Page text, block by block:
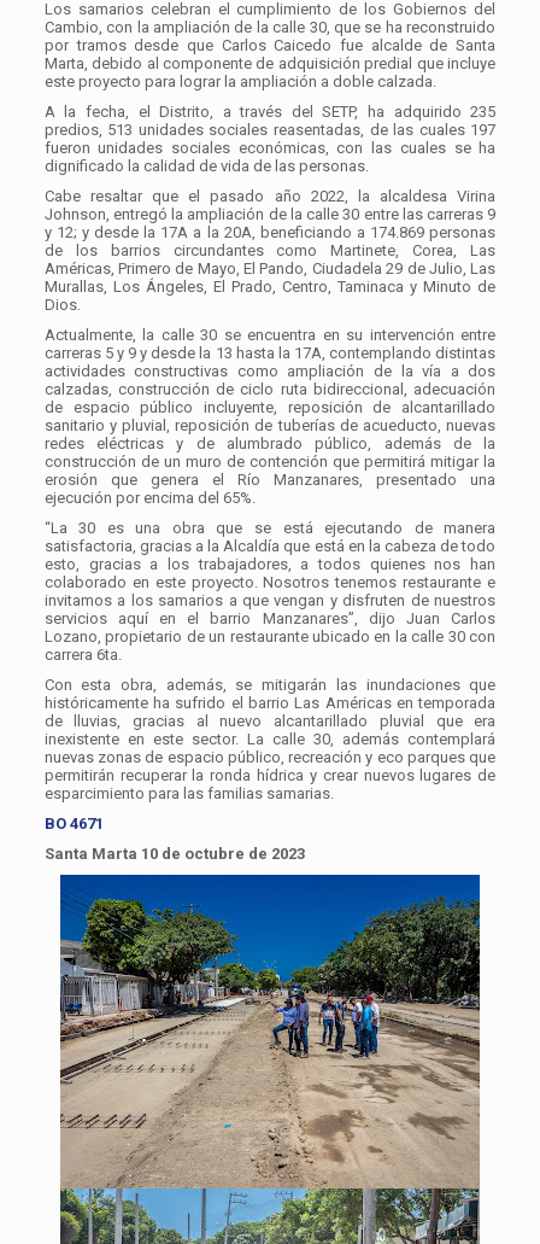
Los samarios celebran el cumplimiento de los Gobiernos del
Cambio, con la ampliación de la calle 30, que se ha reconstruido
por tramos desde que Carlos Caicedo fue alcalde de Santa
Marta, debido al componente de adquisición predial que incluye
este proyecto para lograr la ampliación a doble calzada.
A la fecha, el Distrito, a través del SETP, ha adquirido 235
predios, 513 unidades sociales reasentadas, de las cuales 197
fueron unidades sociales económicas, con las cuales se ha
dignificado la calidad de vida de las personas.
Cabe resaltar que el pasado año 2022, la alcaldesa Virina
Johnson, entregó la ampliación de la calle 30 entre las carreras 9
y 12; y desde la 17A a la 20A, beneficiando a 174.869 personas
de los barrios circundantes como Martinete, Corea, Las
Américas, Primero de Mayo, El Pando, Ciudadela 29 de Julio, Las
Murallas, Los Ángeles, El Prado, Centro, Taminaca y Minuto de
Dios.
Actualmente, la calle 30 se encuentra en su intervención entre
carreras 5 y 9 y desde la 13 hasta la 17A, contemplando distintas
actividades constructivas como ampliación de la vía a dos
calzadas, construcción de ciclo ruta bidireccional, adecuación
de espacio público incluyente, reposición de alcantarillado
sanitario y pluvial, reposición de tuberías de acueducto, nuevas
redes eléctricas y de alumbrado público, además de la
construcción de un muro de contención que permitirá mitigar la
erosión que genera el Río Manzanares, presentado una
ejecución por encima del 65%.
“La 30 es una obra que se está ejecutando de manera
satisfactoria, gracias a la Alcaldía que está en la cabeza de todo
esto, gracias a los trabajadores, a todos quienes nos han
colaborado en este proyecto. Nosotros tenemos restaurante e
invitamos a los samarios a que vengan y disfruten de nuestros
servicios aquí en el barrio Manzanares”, dijo Juan Carlos
Lozano, propietario de un restaurante ubicado en la calle 30 con
carrera 6ta.
Con esta obra, además, se mitigarán las inundaciones que
históricamente ha sufrido el barrio Las Américas en temporada
de lluvias, gracias al nuevo alcantarillado pluvial que era
inexistente en este sector. La calle 30, además contemplará
nuevas zonas de espacio público, recreación y eco parques que
permitirán recuperar la ronda hídrica y crear nuevos lugares de
esparcimiento para las familias samarias.
BO 4671
Santa Marta 10 de octubre de 2023